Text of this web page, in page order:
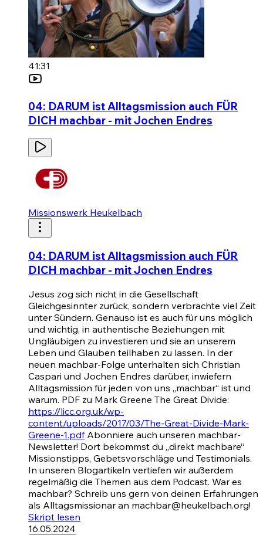
41:31
04: DARUM ist Alltagsmission auch FÜR
DICH machbar - mit Jochen Endres
Missionswerk Heukelbach
04: DARUM ist Alltagsmission auch FÜR
DICH machbar - mit Jochen Endres
Jesus zog sich nicht in die Gesellschaft
Gleichgesinnter zurück, sondern verbrachte viel Zeit
unter Sündern. Genauso ist es auch für uns möglich
und wichtig, in authentische Beziehungen mit
Ungläubigen zu investieren und sie an unserem
Leben und Glauben teilhaben zu lassen. In der
neuen machbar-Folge unterhalten sich Christian
Caspari und Jochen Endres darüber, inwiefern
Alltagsmission für jeden von uns „machbar“ ist und
warum. PDF zu Mark Greene The Great Divide:
https://licc.org.uk/wp-
content/uploads/2017/03/The-Great-Divide-Mark-
Greene-1.pdfAbonniere auch unseren machbar-
Newsletter! Dort bekommst du „direkt machbare“
Missionstipps, Gebetsvorschläge und Testimonials.
In unseren Blogartikeln vertiefen wir außerdem
regelmäßig die Themen aus dem Podcast. War es
machbar? Schreib uns gern von deinen Erfahrungen
als Alltagsmissionar an machbar@heukelbach.org!
Skript lesen
16.05.2024